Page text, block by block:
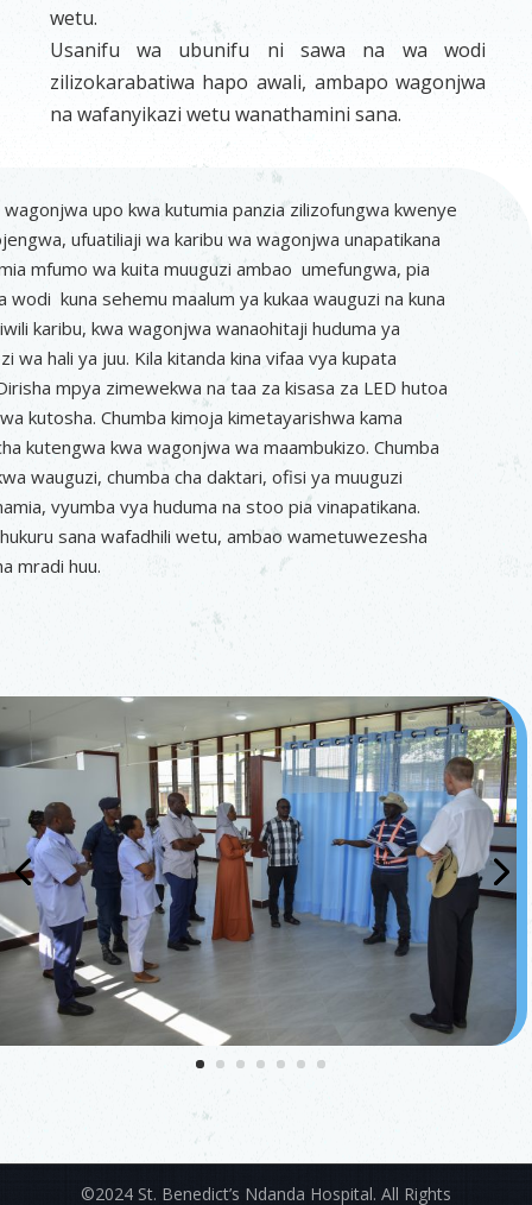
wetu.
Usanifu wa ubunifu ni sawa na wa wodi
zilizokarabatiwa hapo awali, ambapo wagonjwa
na wafanyikazi wetu wanathamini sana.
upo kwa kutumia panzia zilizofungwa kwenye
ufuatiliaji wa karibu wa wagonjwa unapatikana
mfumo wa kuita muuguzi ambao umefungwa, pia
wodi kuna sehemu maalum ya kukaa wauguzi na kuna
karibu, kwa wagonjwa wanaohitaji huduma ya
wa hali ya juu. Kila kitanda kina vifaa vya kupata
mpya zimewekwa na taa za kisasa za LED hutoa
kutosha. Chumba kimoja kimetayarishwa kama
kutengwa kwa wagonjwa wa maambukizo. Chumba
wauguzi, chumba cha daktari, ofisi ya muuguzi
vyumba vya huduma na stoo pia vinapatikana.
sana wafadhili wetu, ambao wametuwezesha
mradi huu.
©2024 St. Benedict’s Ndanda Hospital. All Rights